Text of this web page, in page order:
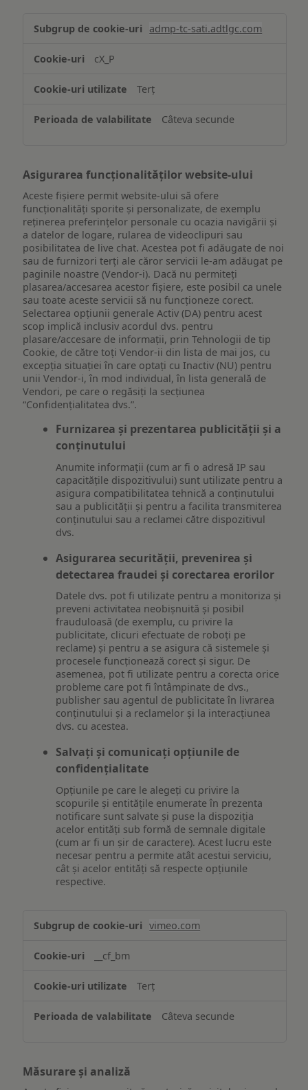
și/sau
informațiilor
pe
dispozitiv
admp-tc-sati.adtlgc.com
cX_P
Terț
Câteva secunde
Asigurarea funcționalităților website-ului
Aceste fișiere permit website-ului să ofere
funcționalități sporite și personalizate, de exemplu
reţinerea preferinţelor personale cu ocazia navigării și
a datelor de logare, rularea de videoclipuri sau
posibilitatea de live chat. Acestea pot fi adăugate de noi
sau de furnizori terți ale căror servicii le-am adăugat pe
paginile noastre (Vendor-i). Dacă nu permiteți
plasarea/accesarea acestor fișiere, este posibil ca unele
sau toate aceste servicii să nu funcționeze corect.
Selectarea opțiunii generale Activ (DA) pentru acest
scop implică inclusiv acordul dvs. pentru
plasare/accesare de informații, prin Tehnologii de tip
Cookie, de către toți Vendor-ii din lista de mai jos, cu
excepția situației în care optați cu Inactiv (NU) pentru
unii Vendor-i, în mod individual, în lista generală de
Vendori, pe care o regăsiți la secțiunea
“Confidențialitatea dvs.”.
Furnizarea și prezentarea publicității și a
conținutului
Anumite informații (cum ar fi o adresă IP sau
capacitățile dispozitivului) sunt utilizate pentru a
asigura compatibilitatea tehnică a conținutului
sau a publicității și pentru a facilita transmiterea
conținutului sau a reclamei către dispozitivul
dvs.
Asigurarea securității, prevenirea și
detectarea fraudei și corectarea erorilor
Datele dvs. pot fi utilizate pentru a monitoriza și
preveni activitatea neobișnuită și posibil
frauduloasă (de exemplu, cu privire la
publicitate, clicuri efectuate de roboți pe
reclame) și pentru a se asigura că sistemele și
procesele funcționează corect și sigur. De
asemenea, pot fi utilizate pentru a corecta orice
probleme care pot fi întâmpinate de dvs.,
publisher sau agentul de publicitate în livrarea
conținutului și a reclamelor și la interacțiunea
dvs. cu acestea.
Salvați și comunicați opțiunile de
confidențialitate
Opțiunile pe care le alegeți cu privire la
scopurile și entitățile enumerate în prezenta
notificare sunt salvate și puse la dispoziția
acelor entități sub formă de semnale digitale
(cum ar fi un șir de caractere). Acest lucru este
necesar pentru a permite atât acestui serviciu,
cât și acelor entități să respecte opțiunile
respective.
funcționalităților
ului
vimeo.com
__cf_bm
Terț
Câteva secunde
Măsurare și analiză